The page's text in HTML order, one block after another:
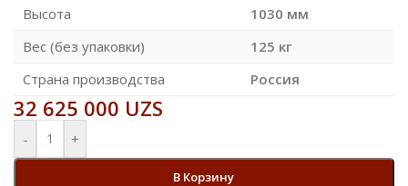
Высота
1030 мм
Вес (без упаковки)
125 кг
Страна производства
Россия
32 625 000 UZS
- +
В Корзину